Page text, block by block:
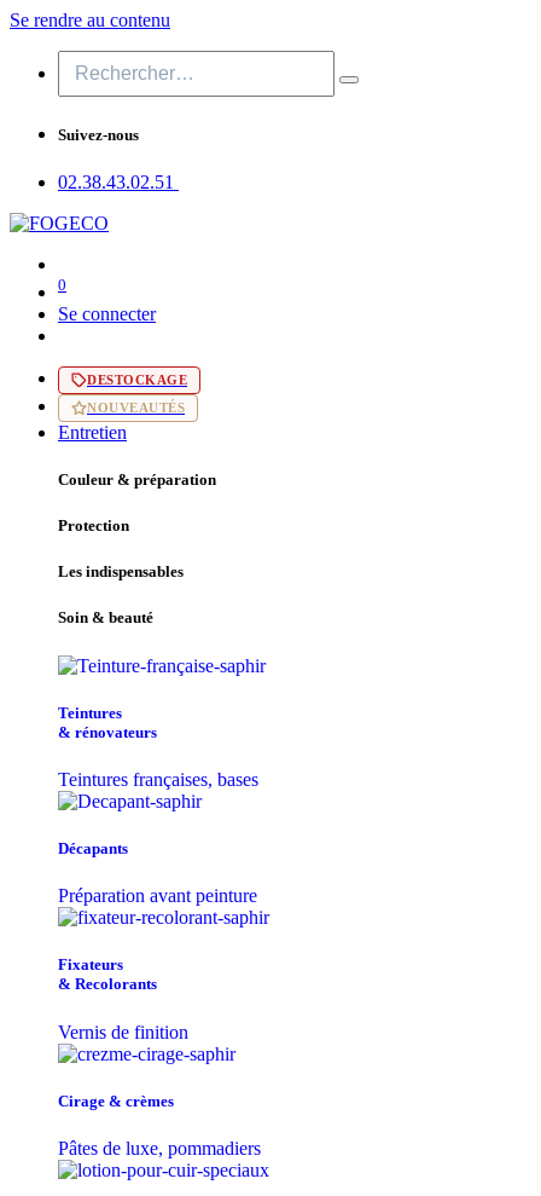
Se rendre au contenu
Suivez-nous
02.38.43​.02.51
0
Se connecter
DESTOCKAGE
NOUVEAUTÉS
Entretien
Couleur & préparation
Protection
Les indispensables
Soin & beauté
Teintu​res
& r​é​novateurs
Teintures françaises, bases
Décapants
Préparation avant peinture
Fixateurs
& Recolorants
Vernis de finition
Cirage & crèmes
Pâtes de luxe, pommadiers